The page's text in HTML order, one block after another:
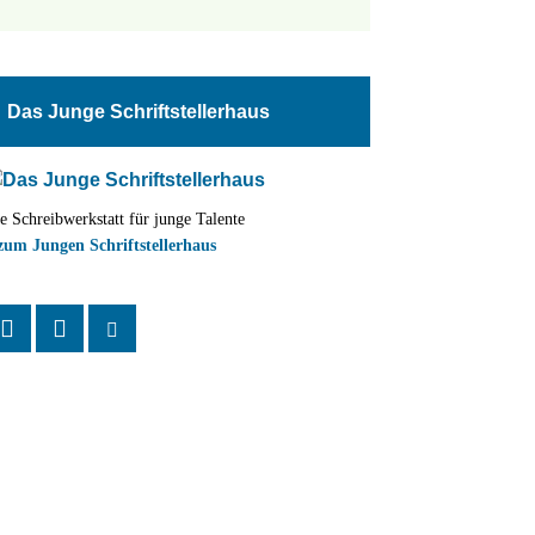
Das Junge Schriftstellerhaus
Schreibwerkstatt für junge Talente
Jungen Schriftstellerhaus